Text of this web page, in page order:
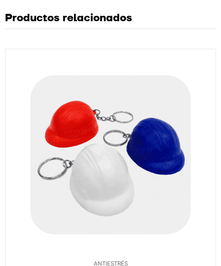
Productos relacionados
ANTIESTRÉS